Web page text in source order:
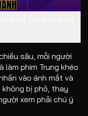
sâu, mỗi người
làm phim Trung khéo
vào ánh mắt và
bị phô, thay
xem phải chú ý